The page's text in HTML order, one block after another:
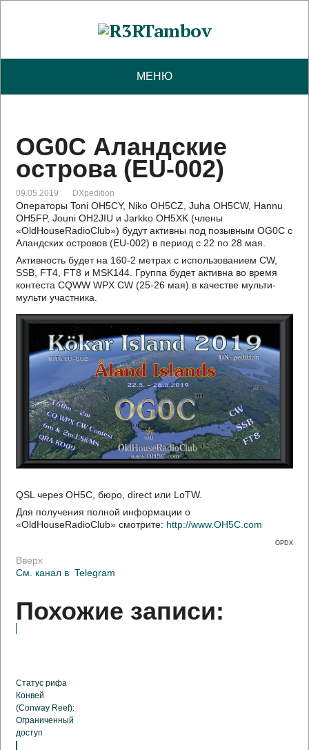
МЕНЮ
OG0C Аландские
острова (EU-002)
09.05.2019 DXpedition
Операторы Toni OH5CY, Niko OH5CZ, Juha OH5CW, Hannu
OH5FP, Jouni OH2JIU и Jarkko OH5XK (члены
«OldHouseRadioClub») будут активны под позывным OG0C с
Аландских островов (EU-002) в период с 22 по 28 мая.
Активность будет на 160-2 метрах с использованием CW,
SSB, FT4, FT8 и MSK144. Группа будет активна во время
контеста CQWW WPX CW (25-26 мая) в качестве мульти-
мульти участника.
QSL через OH5C, бюро, direct или LoTW.
Для получения полной информации о
«OldHouseRadioClub» смотрите: http://www.OH5C.com
OPDX
Вверх
См. канал в Telegram
Похожие записи:
Статус рифа
Конвей
(Conway Reef):
Ограниченный
доступ